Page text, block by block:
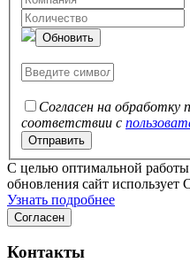
Обновить
Согласен на обработку
соответствии с
C целью оптимальной работы
обновления сайт использует
Узнать подробнее
Согласен
Контакты